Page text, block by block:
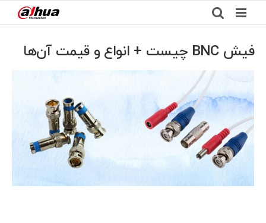
to
content
فیش BNC چیست + انواع و قیمت آن‌ها
View
Larger
Image